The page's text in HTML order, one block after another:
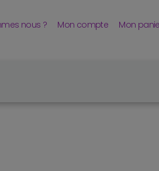
nous ? Mon compte Mon